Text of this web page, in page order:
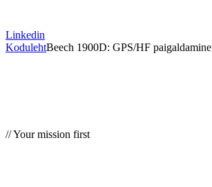
Linkedin
KodulehtBeech 1900D: GPS/HF paigaldamine
// Your mission first